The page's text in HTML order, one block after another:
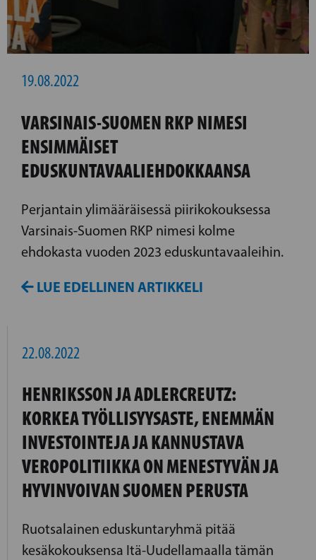
19.08.2022
VARSINAIS-SUOMEN RKP NIMESI
ENSIMMÄISET
EDUSKUNTAVAALIEHDOKKAANSA
Perjantain ylimääräisessä piirikokouksessa
Varsinais-Suomen RKP nimesi kolme
ehdokasta vuoden 2023 eduskuntavaaleihin.
LUE EDELLINEN ARTIKKELI
22.08.2022
HENRIKSSON JA ADLERCREUTZ:
KORKEA TYÖLLISYYSASTE, ENEMMÄN
INVESTOINTEJA JA KANNUSTAVA
VEROPOLITIIKKA ON MENESTYVÄN JA
HYVINVOIVAN SUOMEN PERUSTA
Ruotsalainen eduskuntaryhmä pitää
kesäkokouksensa Itä-Uudellamaalla tämän